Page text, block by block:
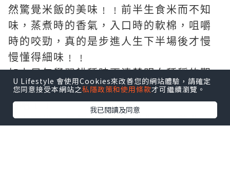
然驚覺米飯的美味﹗﹗前半生食米而不知
味，蒸煮時的香氣，入口時的軟棉，咀嚼
時的咬勁，真的是步進人生下半場後才慢
慢懂得細味﹗﹗
加上早年學習耕種時更清楚明白種稻的艱
辛，也許是認識多了，更懂欣賞米飯的精
髓吧﹗﹗
老人家說，每個人都會有半生瓜，莫非，
U Lifestyle 會使用Cookies來改善您的網站體驗，請確定
您同意接受本網站之私隱政策和使用條款才可繼續瀏覽。
我已閱讀及同意